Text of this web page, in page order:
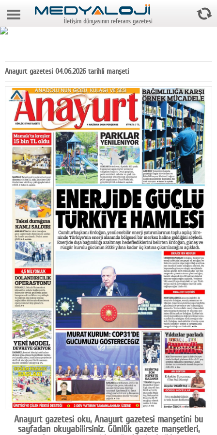
6 Ağustos 2026 9:15:53
Gazeteler
Medya
Reyting-tiraj
Teknoloji
Televizyon
Dünya
Pr
Facebook
Diziler
Karikatür
Youtube
Polemik
Reklam
Yazarlar
Künye
SOSYAL MEDYA
Facebook
Twitter
İletişim dünyasının referans gazetesi
Anayurt gazetesi 04.06.2026 tarihli manşeti
Anayurt gazetesi oku, Anayurt gazetesi manşetini bu
sayfadan okuyabilirsiniz. Günlük gazete manşetleri,